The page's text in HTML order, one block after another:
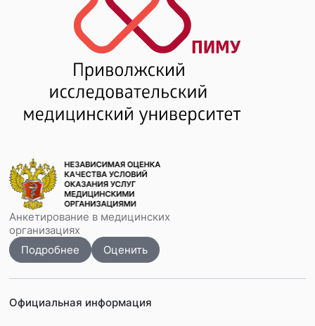
Официальная информация
Анкетирование в медицинских
организациях
Подробнее
Оценить